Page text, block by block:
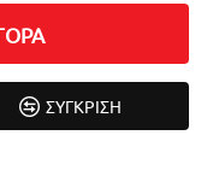
ΣΎΓΚΡΙΣΗ